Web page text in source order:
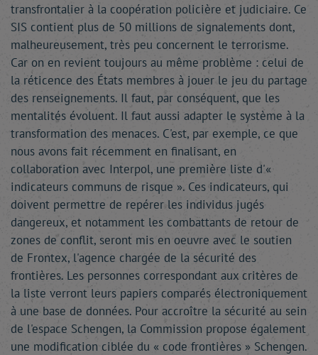
transfrontalier à la coopération policière et judiciaire. Ce
SIS contient plus de 50 millions de signalements dont,
malheureusement, très peu concernent le terrorisme.
Car on en revient toujours au même problème : celui de
la réticence des États membres à jouer le jeu du partage
des renseignements. Il faut, par conséquent, que les
mentalités évoluent. Il faut aussi adapter le système à la
transformation des menaces. C'est, par exemple, ce que
nous avons fait récemment en finalisant, en
collaboration avec Interpol, une première liste d'«
indicateurs communs de risque ». Ces indicateurs, qui
doivent permettre de repérer les individus jugés
dangereux, et notamment les combattants de retour de
zones de conflit, seront mis en oeuvre avec le soutien
de Frontex, l'agence chargée de la sécurité des
frontières. Les personnes correspondant aux critères de
la liste verront leurs papiers comparés électroniquement
à une base de données. Pour accroître la sécurité au sein
de l'espace Schengen, la Commission propose également
une modification ciblée du « code frontières » Schengen.